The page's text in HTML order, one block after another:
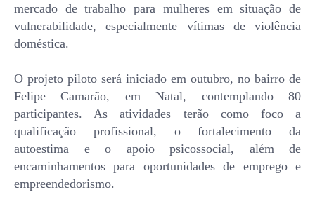
mercado de trabalho para mulheres em situação de
vulnerabilidade, especialmente vítimas de violência
doméstica.
O projeto piloto será iniciado em outubro, no bairro de
Felipe Camarão, em Natal, contemplando 80
participantes. As atividades terão como foco a
qualificação profissional, o fortalecimento da
autoestima e o apoio psicossocial, além de
encaminhamentos para oportunidades de emprego e
empreendedorismo.